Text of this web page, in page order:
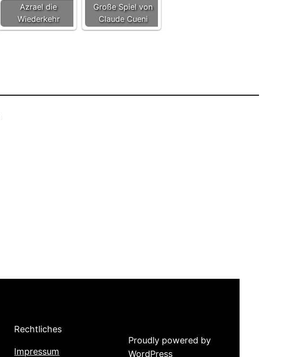
Azrael die
Wiederkehr
Große Spiel von
Claude Cueni
Rechtliches
Impressum
Proudly powered by
WordPress